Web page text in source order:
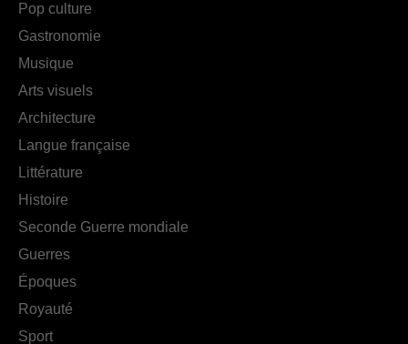
Pop culture
Gastronomie
Musique
Arts visuels
Architecture
Langue française
Littérature
Histoire
Seconde Guerre mondiale
Guerres
Époques
Royauté
Sport